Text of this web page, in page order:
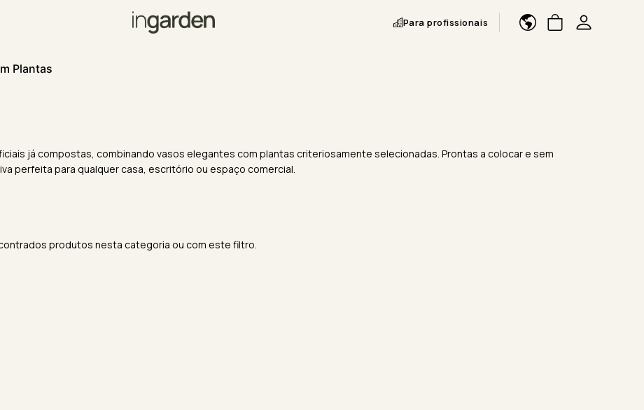
Para profissionais
Plantas
já compostas, combinando vasos elegantes com plantas criteriosamente selecionadas. Prontas a colocar e sem
perfeita para qualquer casa, escritório ou espaço comercial.
produtos nesta categoria ou com este filtro.